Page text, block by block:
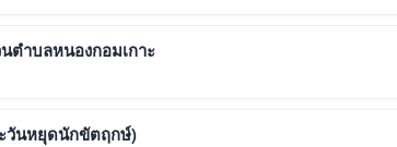
ตำบลหนองกอมเกาะ
วันหยุดนักขัตฤกษ์)